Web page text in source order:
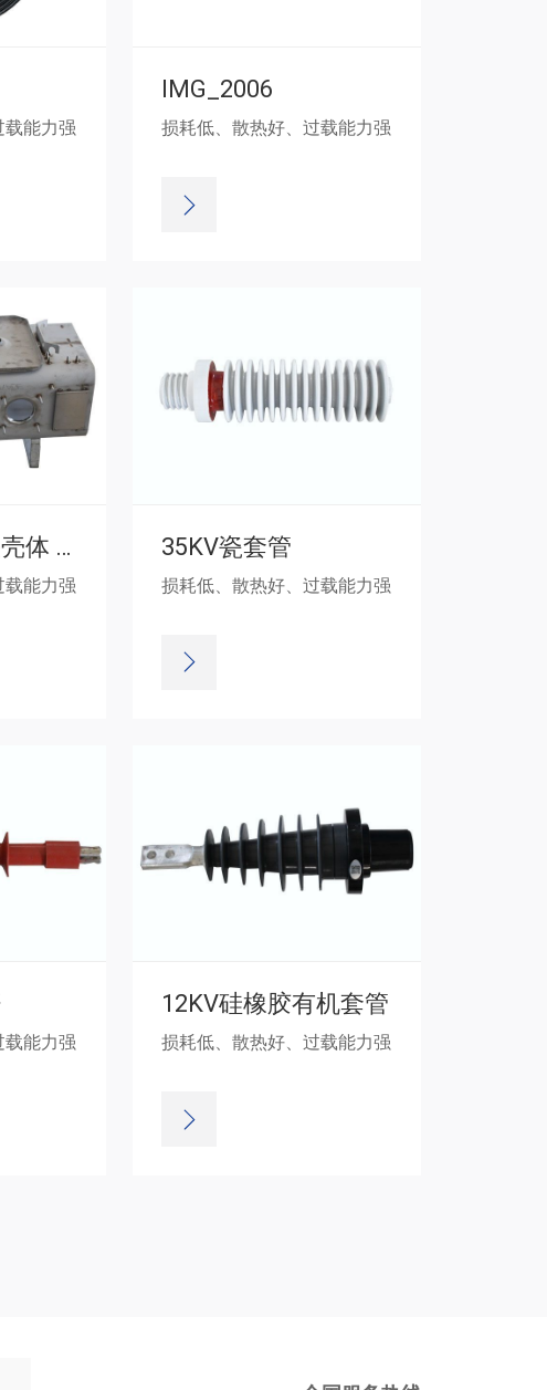
能力强
IMG_2006
损耗低、散热好、过载能力强
35KV负荷开关壳体 (2)
能力强
35KV瓷套管
损耗低、散热好、过载能力强
能力强
12KV硅橡胶有机套管
损耗低、散热好、过载能力强